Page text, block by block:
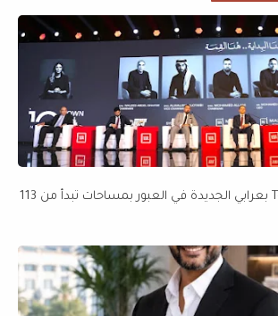
مزايا تطلق Town Ten بعرابي الجديدة في العبور بمساحات تبدأ من 113